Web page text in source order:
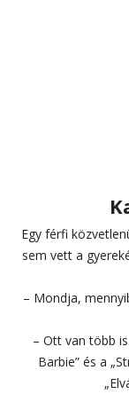
Egy férfi
sem vett a
– Mondja,
– Ott van több
Barbie” és a